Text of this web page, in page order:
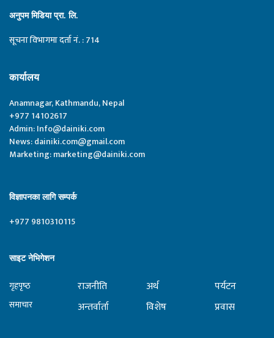
अनुपम मिडिया प्रा. लि.
सूचना विभागमा दर्ता नं. : 714
कार्यालय
Anamnagar, Kathmandu, Nepal
+977 14102617
Admin:Info@dainiki.com
News:dainiki.com@gmail.com
Marketing:marketing@dainiki.com
विज्ञापनका लागि सम्पर्क
+977 9810310115
साइट नेभिगेशन
गृहपृष्‍ठ
समाचार
राजनीति
अन्तर्वार्ता
अर्थ
विशेष
पर्यटन
प्रवास